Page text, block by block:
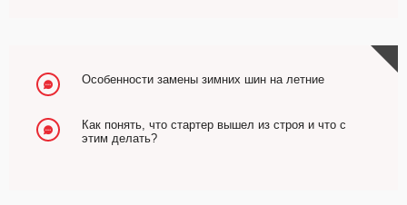
Особенности замены зимних шин на летние
Как понять, что стартер вышел из строя и что с
этим делать?